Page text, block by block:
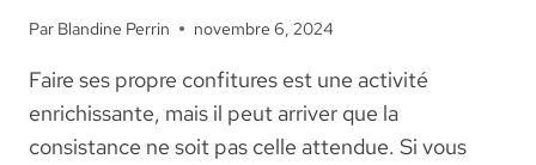
Par Blandine Perrin novembre 6, 2024
Faire ses propre confitures est une activité
enrichissante, mais il peut arriver que la
consistance ne soit pas celle attendue. Si vous